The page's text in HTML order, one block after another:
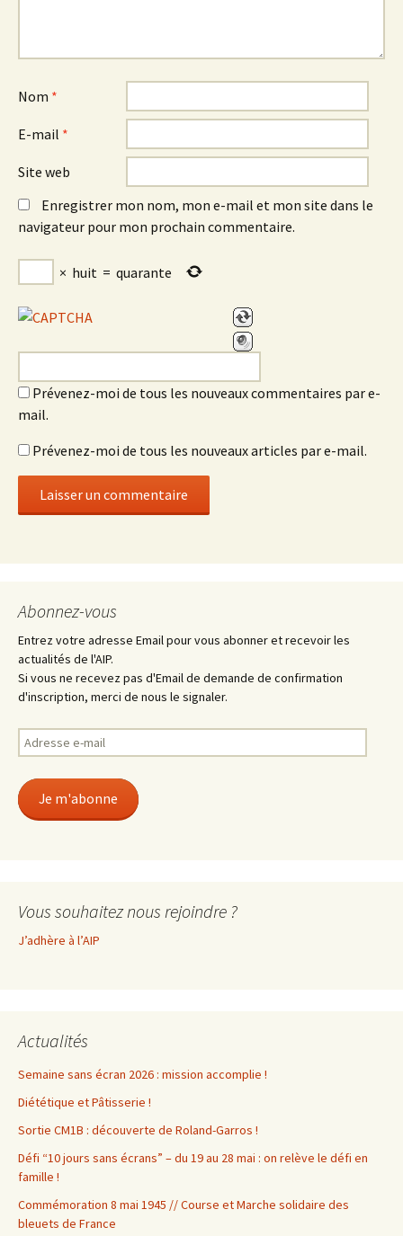
Nom *
E-mail *
Site web
Enregistrer mon nom, mon e-mail et mon site dans le
navigateur pour mon prochain commentaire.
× huit = quarante
Prévenez-moi de tous les nouveaux commentaires par e-
mail.
Prévenez-moi de tous les nouveaux articles par e-mail.
Abonnez-vous
Entrez votre adresse Email pour vous abonner et recevoir les
actualités de l'AIP.
Si vous ne recevez pas d'Email de demande de confirmation
d'inscription, merci de nous le signaler.
Adresse
e-
Je m'abonne
Vous souhaitez nous rejoindre ?
J’adhère à l’AIP
Actualités
Semaine sans écran 2026 : mission accomplie !
Diététique et Pâtisserie !
Sortie CM1B : découverte de Roland-Garros !
Défi “10 jours sans écrans” – du 19 au 28 mai : on relève le défi en
famille !
Commémoration 8 mai 1945 // Course et Marche solidaire des
bleuets de France